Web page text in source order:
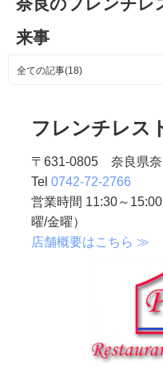
来事
全ての記事(18)
フレンチレス
〒631-0805 奈良県奈
Tel 0742-72-2766
営業時間 11:30～
曜/金曜）
店舗概要はこちら ≫